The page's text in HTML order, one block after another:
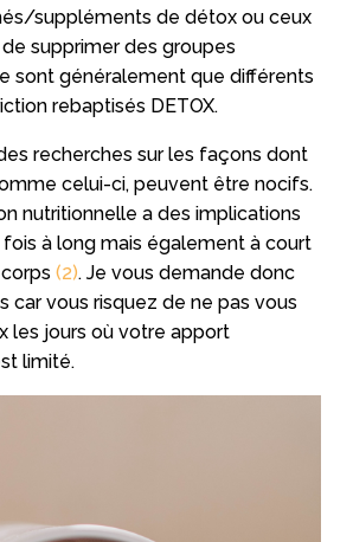
suppléments de détox ou ceux
supprimer des groupes
sont généralement que différents
rebaptisés DETOX.
recherches sur les façons dont
celui-ci, peuvent être nocifs.
nutritionnelle a des implications
à long mais également à court
(2). Je vous demande donc
car vous risquez de ne pas vous
les jours où votre apport
limité.